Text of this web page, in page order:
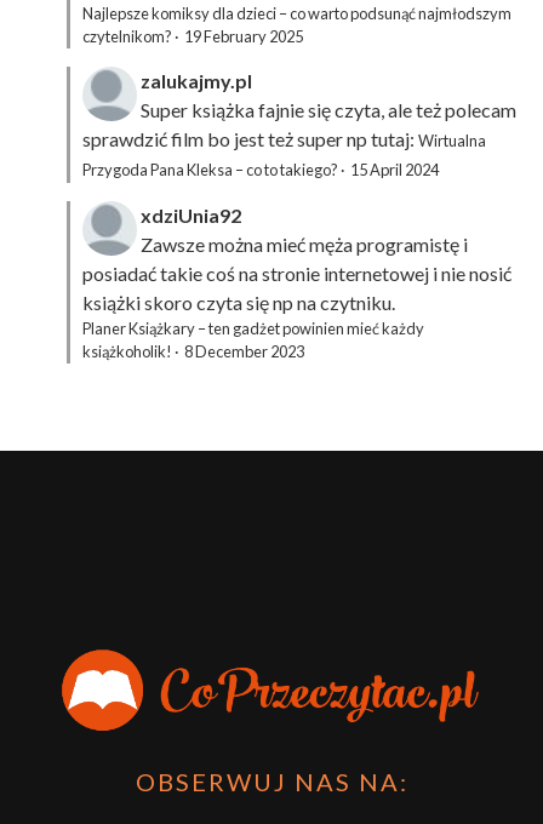
Najlepsze komiksy dla dzieci – co warto podsunąć najmłodszym
czytelnikom? · 19 February 2025
zalukajmy.pl
Super książka fajnie się czyta, ale też polecam
sprawdzić film bo jest też super np tutaj: Wirtualna
Przygoda Pana Kleksa – co to takiego? · 15 April 2024
xdziUnia92
Zawsze można mieć męża programistę i
posiadać takie coś na stronie internetowej i nie nosić
książki skoro czyta się np na czytniku.
Planer Książkary – ten gadżet powinien mieć każdy
książkoholik! · 8 December 2023
OBSERWUJ NAS NA: